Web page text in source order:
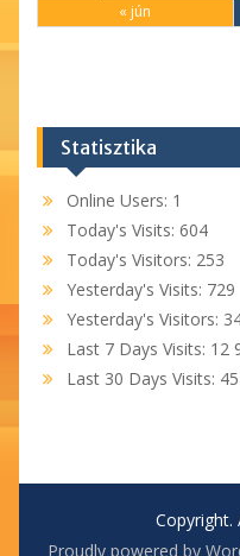
« jún
Statisztika
Online Users: 1
Today's Visits: 604
Today's Visitors: 253
Yesterday's Visits: 729
Yesterday's Visitors:
Last 7 Days Visits: 12
Last 30 Days Visits:
Copyright.
Proudly powered by